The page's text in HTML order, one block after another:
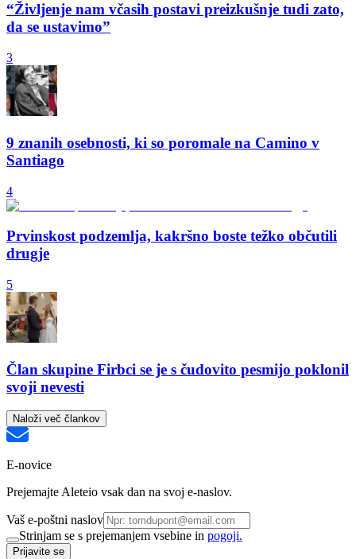
“Življenje nam včasih postavi preizkušnje tudi zato,
da se ustavimo”
3
9 znanih osebnosti, ki so poromale na Camino v
Santiago
4
Prvinskost podzemlja, kakršno boste težko občutili
drugje
5
Član skupine Firbci se je s čudovito pesmijo poklonil
svoji nevesti
Naloži več člankov
E-novice
Prejemajte Aleteio vsak dan na svoj e-naslov.
Vaš e-poštni naslov
Strinjam se s prejemanjem vsebine in pogoji.
Prijavite se